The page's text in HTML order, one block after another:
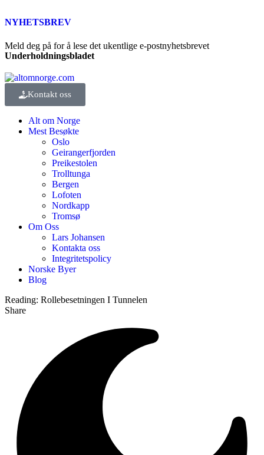
NYHETSBREV
Meld deg på for å lese det ukentlige e-postnyhetsbrevet
Underholdningsbladet
Kontakt oss
Alt om Norge
Mest Besøkte
Oslo
Geirangerfjorden
Preikestolen
Trolltunga
Bergen
Lofoten
Nordkapp
Tromsø
Om Oss
Lars Johansen
Kontakta oss
Integritetspolicy
Norske Byer
Blog
Reading: Rollebesetningen I Tunnelen
Share